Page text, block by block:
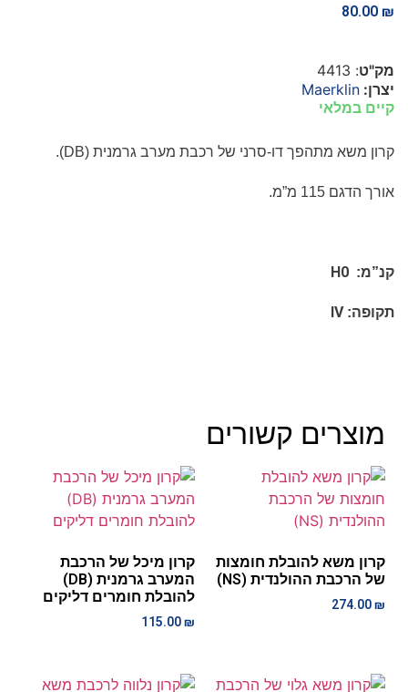
80.00 ₪
מק"ט: 4413
יצרן: Maerklin
קיים במלאי
קרון משא מתהפך דו-סרני של רכבת מערב גרמנית (DB
).
אורך הדגם 115 מ”מ.
קנ”מ: H0
תקופה:IV
מוצרים קשורים
קרון משא להובלת חומצות
של הרכבת ההולנדית (NS)
274.00₪
קרון מיכל של הרכבת
המערב גרמנית (DB)
להובלת חומרים דליקים
115.00₪